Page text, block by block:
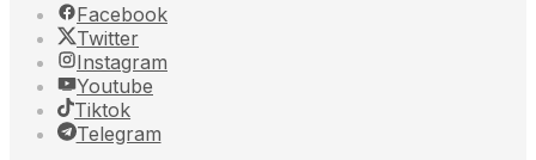
Facebook
Twitter
Instagram
Youtube
Tiktok
Telegram